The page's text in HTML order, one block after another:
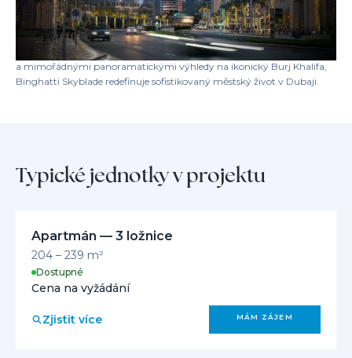
dráhy, venkovního dětského hřiště, krásně upravených rekreačních
zón, butikových obchodních prostor, světově proslulého luxusního
lázeňského a wellness centra a ohromujícího nekonečného bazénu na
střeše. S soukromými bazény v některých domovech na střešní terase
a mimořádnými panoramatickými výhledy na ikonický Burj Khalifa,
Binghatti Skyblade redefinuje sofistikovaný městský život v Dubaji.
Typické jednotky v projektu
Apartmán — 3 ložnice
204 – 239 m²
Dostupné
Cena na vyžádání
Zjistit více MÁM ZÁJEM